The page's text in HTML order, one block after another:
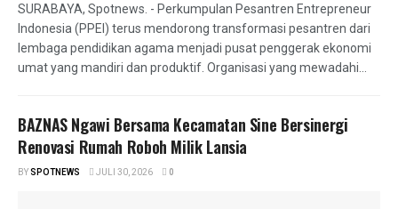
SURABAYA, Spotnews. - Perkumpulan Pesantren Entrepreneur
Indonesia (PPEI) terus mendorong transformasi pesantren dari
lembaga pendidikan agama menjadi pusat penggerak ekonomi
umat yang mandiri dan produktif. Organisasi yang mewadahi...
BAZNAS Ngawi Bersama Kecamatan Sine Bersinergi
Renovasi Rumah Roboh Milik Lansia
BYSPOTNEWS JULI 30, 2026 0